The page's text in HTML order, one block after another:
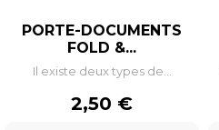
PORTE-DOCUMENTS
FOLD &...
Il existe deux types de...
Prix
2,50 €